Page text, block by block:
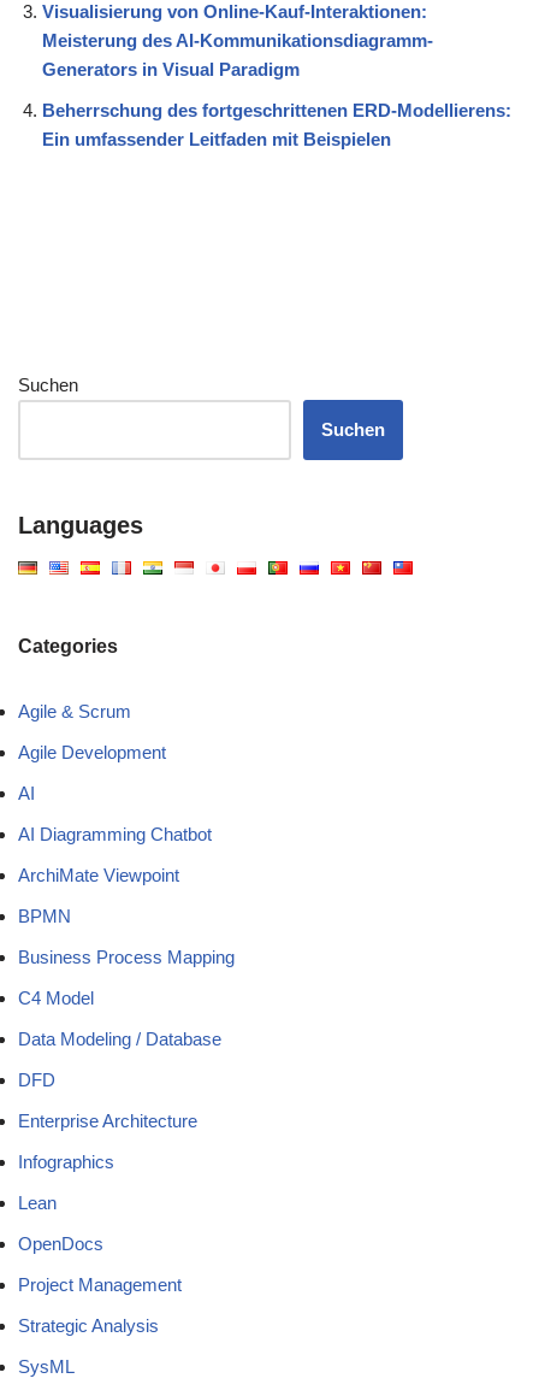
Visualisierung von Online-Kauf-Interaktionen:
Meisterung des AI-Kommunikationsdiagramm-
Generators in Visual Paradigm
Beherrschung des fortgeschrittenen ERD-Modellierens:
Ein umfassender Leitfaden mit Beispielen
Suchen
Suchen
Languages
Categories
Agile & Scrum
Agile Development
AI
AI Diagramming Chatbot
ArchiMate Viewpoint
BPMN
Business Process Mapping
C4 Model
Data Modeling / Database
DFD
Enterprise Architecture
Infographics
Lean
OpenDocs
Project Management
Strategic Analysis
SysML